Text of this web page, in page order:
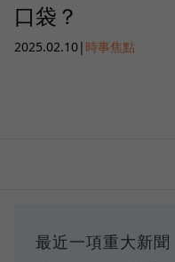
口袋？
2025.02.10| 時事焦點
最近一項重大新